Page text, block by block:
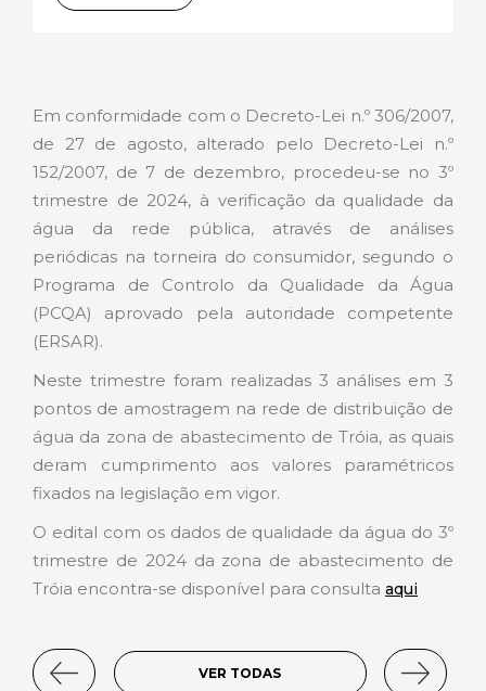
Em conformidade com o Decreto-Lei n.º 306/2007,
de 27 de agosto, alterado pelo Decreto-Lei n.º
152/2007, de 7 de dezembro, procedeu-se no 3º
trimestre de 2024, à verificação da qualidade da
água da rede pública, através de análises
periódicas na torneira do consumidor, segundo o
Programa de Controlo da Qualidade da Água
(PCQA) aprovado pela autoridade competente
(ERSAR).
Neste trimestre foram realizadas 3 análises em 3
pontos de amostragem na rede de distribuição de
água da zona de abastecimento de Tróia, as quais
deram cumprimento aos valores paramétricos
fixados na legislação em vigor.
O edital com os dados de qualidade da água do 3º
trimestre de 2024 da zona de abastecimento de
Tróia encontra-se disponível para consulta aqui
VER TODAS